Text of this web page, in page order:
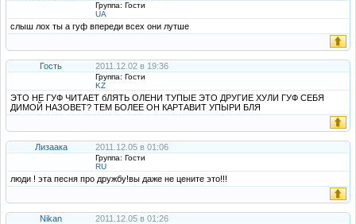
Группа: Гости
UA
слыш лох ты а гуф впереди всех они лутше
Гость 2011.12.02 в 19:36
Группа: Гости
KZ
ЭТО НЕ ГУФ ЧИТАЕТ бЛЯТЬ ОЛЕНИ ТУПЫЕ ЭТО ДРУГИЕ ХУЛИ ГУФ СЕБЯ
ДИМОЙ НАЗОВЕТ? ТЕМ БОЛЕЕ ОН КАРТАВИТ УПЫРИ БЛЯ
Лизаака 2011.12.05 в 01:06
Группа: Гости
RU
люди ! эта песня про дружбу!вы даже не цените это!!!
Nikan 2011.12.05 в 01:26